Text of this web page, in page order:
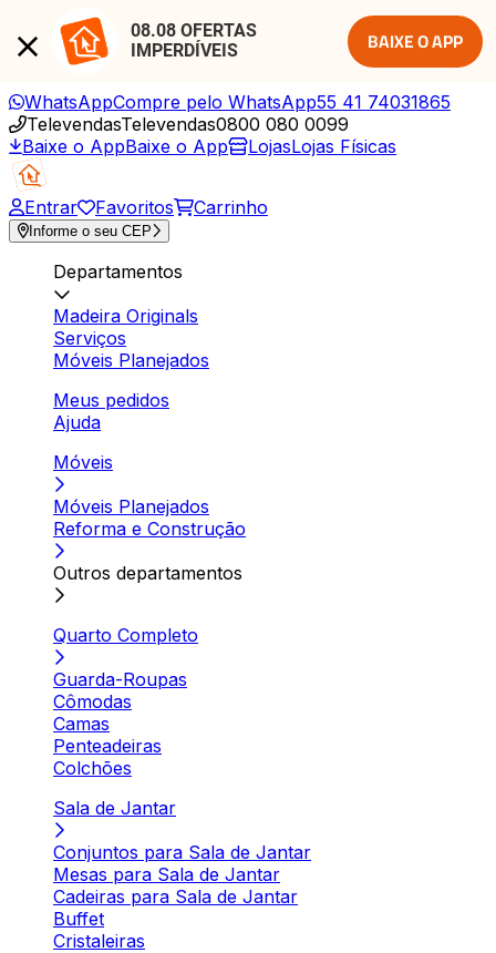
08.08 OFERTAS
IMPERDÍVEIS
BAIXE O APP
WhatsAppCompre pelo WhatsApp55 41 74031865
TelevendasTelevendas0800 080 0099
Baixe o AppBaixe o App LojasLojas Físicas
Entrar Favoritos Carrinho
Informe o seu CEP
Departamentos
Madeira Originals
Serviços
Móveis Planejados
Meus pedidos
Ajuda
Móveis
Móveis Planejados
Reforma e Construção
Outros departamentos
Quarto Completo
Guarda-Roupas
Cômodas
Camas
Penteadeiras
Colchões
Sala de Jantar
Conjuntos para Sala de Jantar
Mesas para Sala de Jantar
Cadeiras para Sala de Jantar
Buffet
Cristaleiras